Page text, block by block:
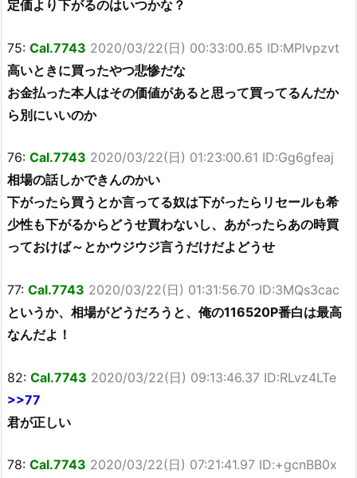
定価より下がるのはいつかな？
75: Cal.7743 2020/03/22(日) 00:33:00.65 ID:MPlvpzvt
高いときに買ったやつ悲惨だな
お金払った本人はその価値があると思って買ってるんだか
ら別にいいのか
76: Cal.7743 2020/03/22(日) 01:23:00.61 ID:Gg6gfeaj
相場の話しかできんのかい
下がったら買うとか言ってる奴は下がったらリセールも希
少性も下がるからどうせ買わないし、あがったらあの時買
っておけば～とかウジウジ言うだけだよどうせ
77: Cal.7743 2020/03/22(日) 01:31:56.70 ID:3MQs3cac
というか、相場がどうだろうと、俺の116520P番白は最高
なんだよ！
82: Cal.7743 2020/03/22(日) 09:13:46.37 ID:RLvz4LTe
>>77
君が正しい
78: Cal.7743 2020/03/22(日) 07:21:41.97 ID:+gcnBB0x